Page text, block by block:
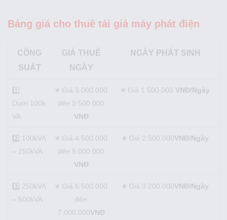
Bảng giá cho thuê tải giả máy phát điện
CÔNG
SUẤT
GIÁ THUÊ
NGÀY
NGÀY PHÁT SINH
1️⃣
Dưới 100k
VA
⭐ Giá 3.000.000
đến 3.500.000
VNĐ
⭐ Giá 1.500.000 VNĐ/Ngày
2️⃣ 100kVA
– 250kVA
⭐ Giá 4.500.000
đến 5.000.000
VNĐ
⭐ Giá 2.500.000VNĐ/Ngày
3️⃣ 250kVA
– 500kVA
⭐ Giá 6.500.000
đến
7.000.000VNĐ
⭐ Giá 3.200.000VNĐ/Ngày